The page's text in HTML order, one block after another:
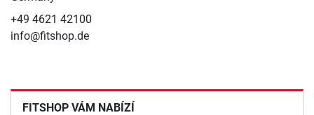
+49 4621 42100
info@fitshop.de
FITSHOP VÁM NABÍZÍ